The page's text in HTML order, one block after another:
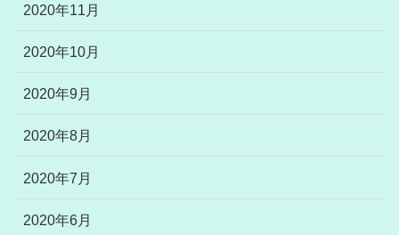
2020年11月
2020年10月
2020年9月
2020年8月
2020年7月
2020年6月